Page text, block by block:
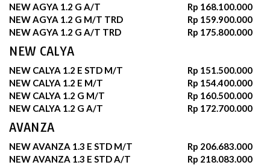
NEW AGYA 1.2 G A/T
Rp 168.100.000
NEW AGYA 1.2 G M/T TRD
Rp 159.900.000
NEW AGYA 1.2 G A/T TRD
Rp 175.800.000
NEW CALYA
NEW CALYA 1.2 E STD M/T
Rp 151.500.000
NEW CALYA 1.2 E M/T
Rp 154.400.000
NEW CALYA 1.2 G M/T
Rp 160.500.000
NEW CALYA 1.2 G A/T
Rp 172.700.000
AVANZA
NEW AVANZA 1.3 E STD M/T
Rp 206.683.000
NEW AVANZA 1.3 E STD A/T
Rp 218.083.000